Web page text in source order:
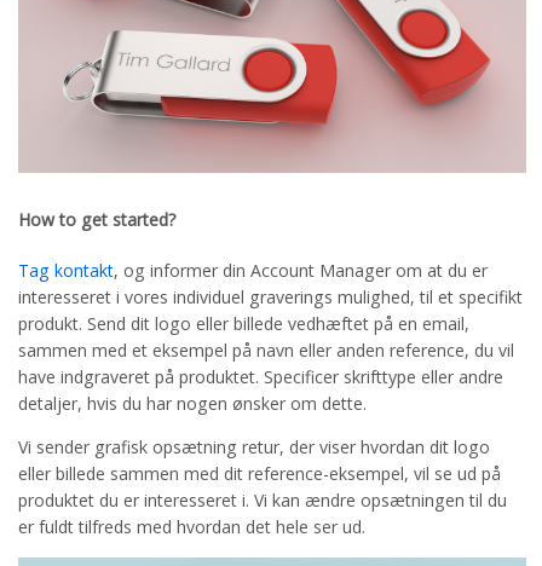
How to get started?
Tag kontakt, og informer din Account Manager om at du er
interesseret i vores individuel graverings mulighed, til et specifikt
produkt. Send dit logo eller billede vedhæftet på en email,
sammen med et eksempel på navn eller anden reference, du vil
have indgraveret på produktet. Specificer skrifttype eller andre
detaljer, hvis du har nogen ønsker om dette.
Vi sender grafisk opsætning retur, der viser hvordan dit logo
eller billede sammen med dit reference-eksempel, vil se ud på
produktet du er interesseret i. Vi kan ændre opsætningen til du
er fuldt tilfreds med hvordan det hele ser ud.